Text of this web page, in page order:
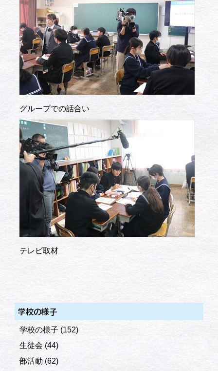
グループでの話合い
テレビ取材
学校の様子
学校の様子 (152)
生徒会 (44)
部活動 (62)